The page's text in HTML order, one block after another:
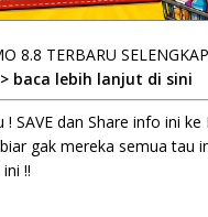
8.8 TERBARU
baca lebih lanjut di sini
SAVE dan Share info ini ke
gak mereka semua tau
!!